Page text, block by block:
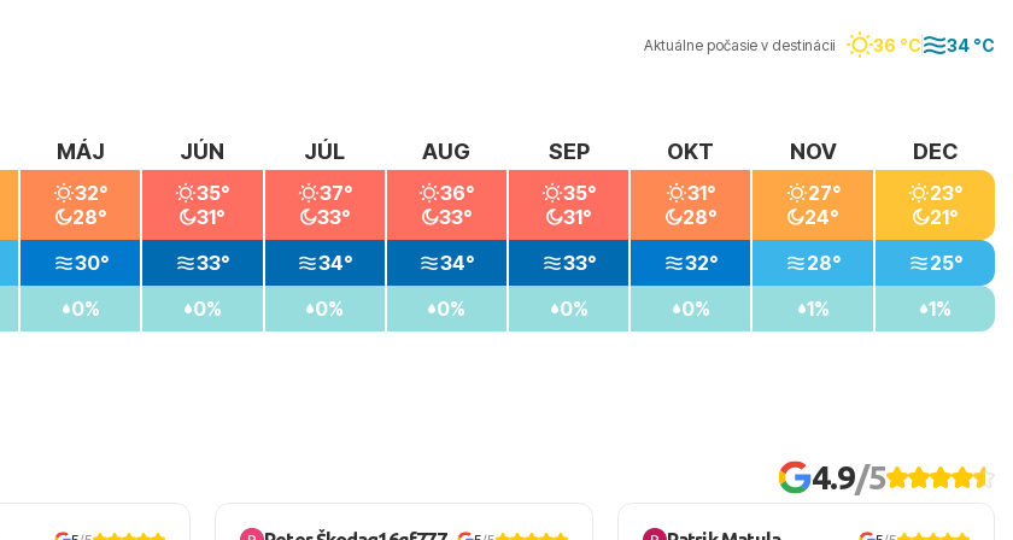
Aktuálne počasie v destinácii 36 °C 34 °C
MÁJ
32°
28°
30°
0%
JÚN
35°
31°
33°
0%
JÚL
37°
33°
34°
0%
AUG
36°
33°
34°
0%
SEP
35°
31°
33°
0%
OKT
31°
28°
32°
0%
NOV
27°
24°
28°
1%
DEC
23°
21°
25°
1%
4.9/5